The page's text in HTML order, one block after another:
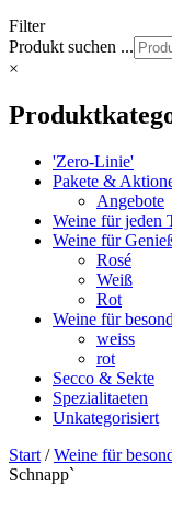
Filter
Produkt suchen ...
×
'Zero-Linie'
Pakete &
Angebote
Weine für jeden
Weine für
Rosé
Weiß
Rot
Weine für
weiss
rot
Secco & Sekte
Spezialitaeten
Unkategorisiert
Start /Weine für
Schnapp`